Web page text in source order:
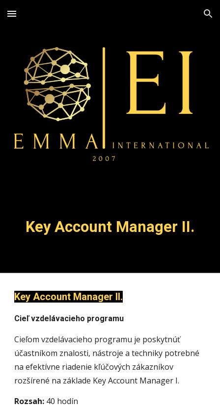
Skip to main content Skip to navigation
Key Account Manager II.
Key Account Manager II.
Cieľ vzdelávacieho programu
Cieľom vzdelávacieho programu je poskytnúť
účastníkom znalosti, nástroje a techniky potrebné
na efektívne riadenie kľúčových zákazníkov
rozšírené na základe Key Account Manager I.
Rozsah: 40 hodín